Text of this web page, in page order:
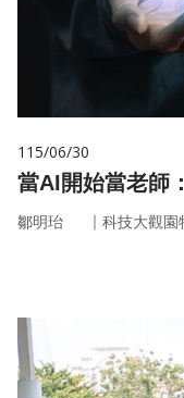
115/06/30
當AI開始當老師
鄒明珆 ｜ 科技大觀園